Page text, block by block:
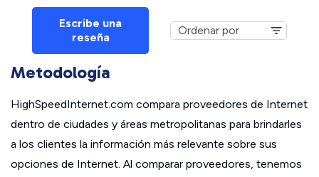
Escribe una
reseña
Metodología
HighSpeedInternet.com compara proveedores de Internet
dentro de ciudades y áreas metropolitanas para brindarles
a los clientes la información más relevante sobre sus
opciones de Internet. Al comparar proveedores, tenemos